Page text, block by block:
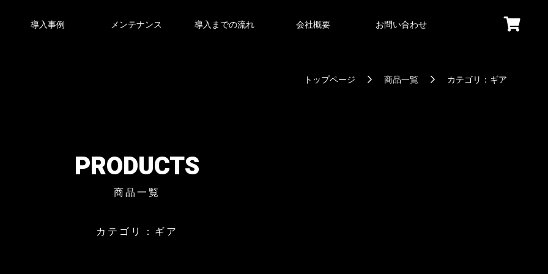
導入事例 メンテナンス 導入までの流れ 会社概要 お問い合わせ
トップページ 商品一覧 カテゴリ：ギア
PRODUCTS
商品一覧
カテゴリ：ギア